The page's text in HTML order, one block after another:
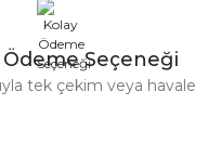
Ödeme Seçeneği
tek çekim veya havale